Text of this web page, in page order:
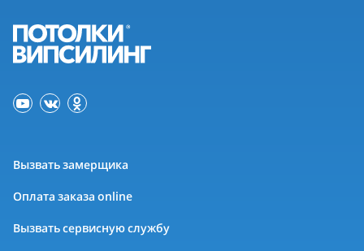
Вызвать замерщика
Оплата заказа online
Вызвать сервисную службу